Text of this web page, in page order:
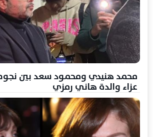
محمد هنيدي ومحمود سعد بين
عزاء والدة هاني رمزي